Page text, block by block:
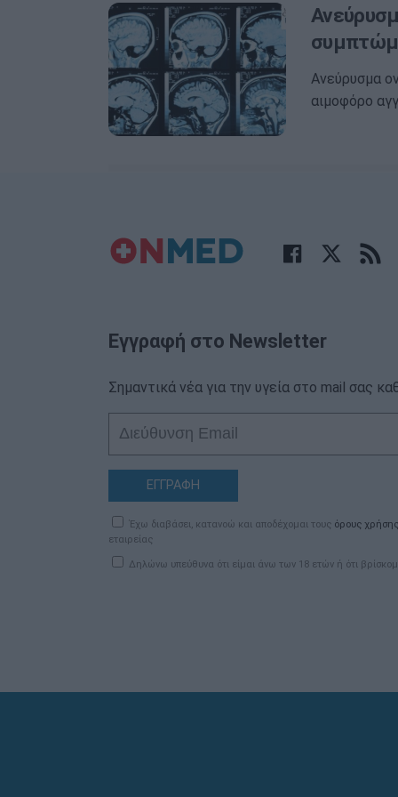
Ανεύρυσμα
αιμοφόρο
Εγγραφή στο Newsletter
Σημαντικά νέα για την υγεία στο mail σας
ΕΓΓΡΑΦΗ
Έχω διαβάσει, κατανοώ και αποδέχομαι τους όρους χρήσης
εταιρείας
Δηλώνω υπεύθυνα ότι είμαι άνω των 18 ετών ή ότι